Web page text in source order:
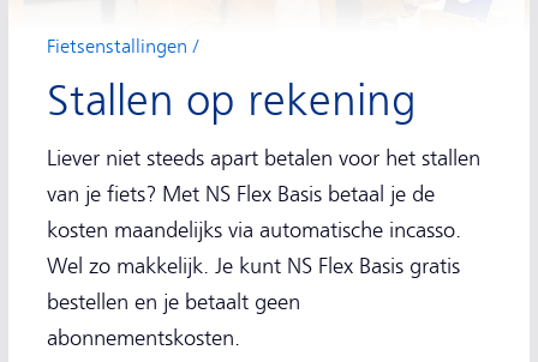
Fietsenstallingen
Stallen op rekening
Liever niet steeds apart betalen voor het stallen
van je fiets? Met NS Flex Basis betaal je de
kosten maandelijks via automatische incasso.
Wel zo makkelijk. Je kunt NS Flex Basis gratis
bestellen en je betaalt geen
abonnementskosten.